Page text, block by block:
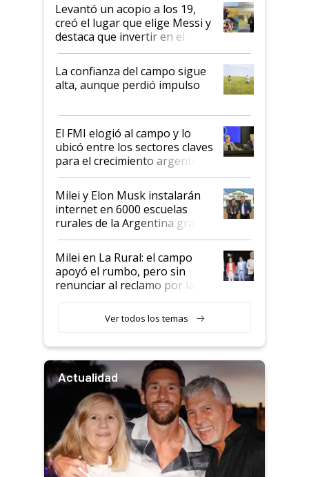
Levantó un acopio a los 19,
creó el lugar que elige Messi y
destaca que invertir en el
kirchnerismo era como "darle
plata a un hijo para droga":
Juan Félix Rossetti, el libertario
que de una dura crisis salió
de Milei
La confianza del campo sigue
alta, aunque perdió impulso
El FMI elogió al campo y lo
ubicó entre los sectores claves
para el crecimiento argentino
Milei y Elon Musk instalarán
internet en 6000 escuelas
rurales de la Argentina gracias
a un acuerdo con Starlink
Milei en La Rural: el campo
apoyó el rumbo, pero sin
renunciar al reclamo por las
Ver todos los temas
Actualidad